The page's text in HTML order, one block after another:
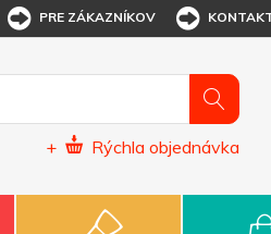
PRE ZÁKAZNÍKOV
+ Rýchla objednávka